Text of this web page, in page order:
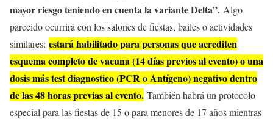
mayor riesgo teniendo en cuenta la variante Delta”. Algo
parecido ocurrirá con los salones de fiestas, bailes o actividades
similares: estará habilitado para personas que acrediten
esquema completo de vacuna (14 días previos al evento) o una
dosis más test diagnostico (PCR o Antígeno) negativo dentro
de las 48 horas previas al evento. También habrá un protocolo
especial para las fiestas de 15 o para menores de 17 años mientras